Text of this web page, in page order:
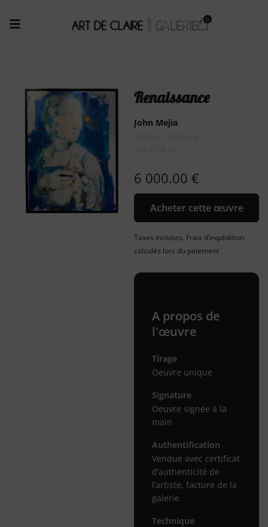
Renaissance
John Mejia
6 000.00 €
Acheter cette œuvre
Taxes incluses. Frais d’expédition
calculés lors du paiement
A propos de
l'œuvre
Tirage
Oeuvre unique
Signature
Oeuvre signée à la
main
Authentification
Vendue avec certificat
d’authenticité de
l’artiste, facture de la
galerie
Technique